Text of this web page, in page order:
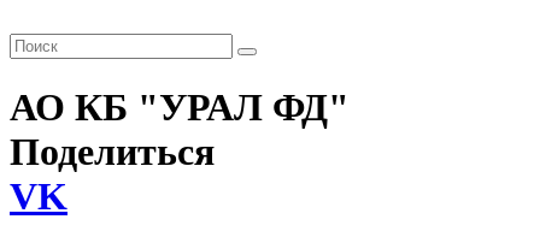
АО КБ "УРАЛ ФД"
Поделиться
VK